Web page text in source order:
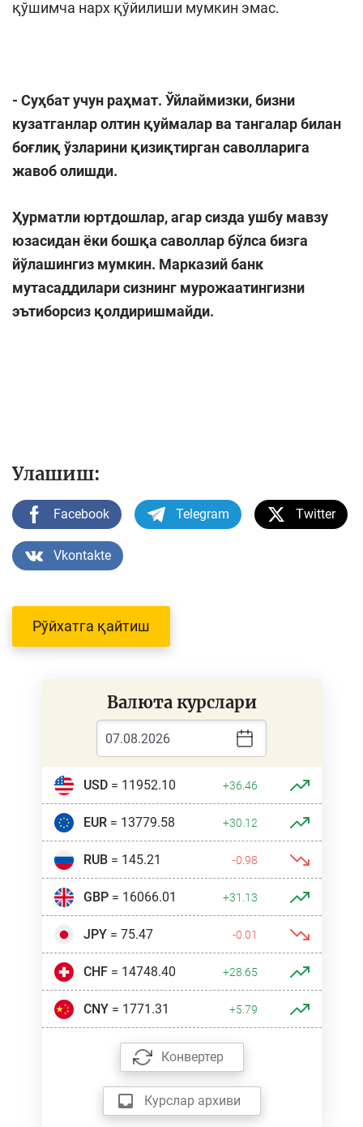
қўшимча нарх қўйилиши мумкин эмас.
- Суҳбат учун раҳмат. Ўйлаймизки, бизни
кузатганлар олтин қуймалар ва тангалар билан
боғлиқ ўзларини қизиқтирган саволларига
жавоб олишди.
Ҳурматли юртдошлар, агар сизда ушбу мавзу
юзасидан ёки бошқа саволлар бўлса бизга
йўлашингиз мумкин. Марказий банк
мутасаддилари сизнинг мурожаатингизни
эътиборсиз қолдиришмайди.
Улашиш:
Facebook Telegram Twitter
Vkontakte
Рўйхатга қайтиш
Валюта курслари
USD= 11952.10 +36.46
EUR= 13779.58 +30.12
RUB= 145.21 -0.98
GBP= 16066.01 +31.13
JPY= 75.47 -0.01
CHF= 14748.40 +28.65
CNY= 1771.31 +5.79
Конвертер
Курслар архиви